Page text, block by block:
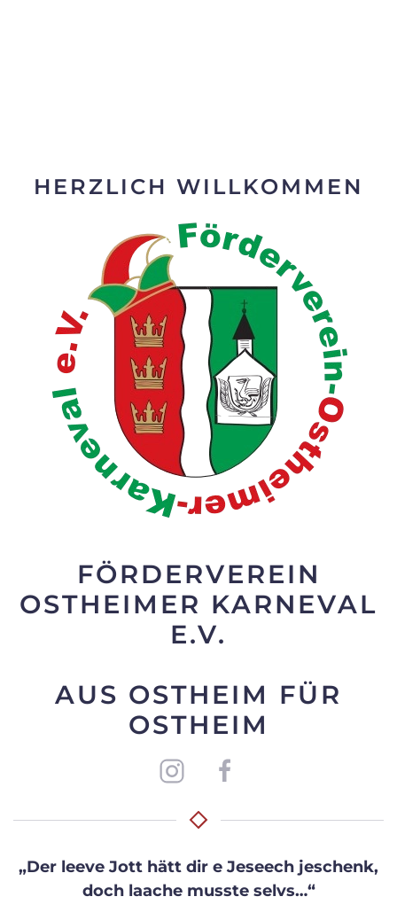
HERZLICH WILLKOMMEN
FÖRDERVEREIN
OSTHEIMER KARNEVAL
E.V.
AUS OSTHEIM FÜR
OSTHEIM
„Der leeve Jott hätt dir e Jeseech jeschenk,
doch laache musste selvs…“